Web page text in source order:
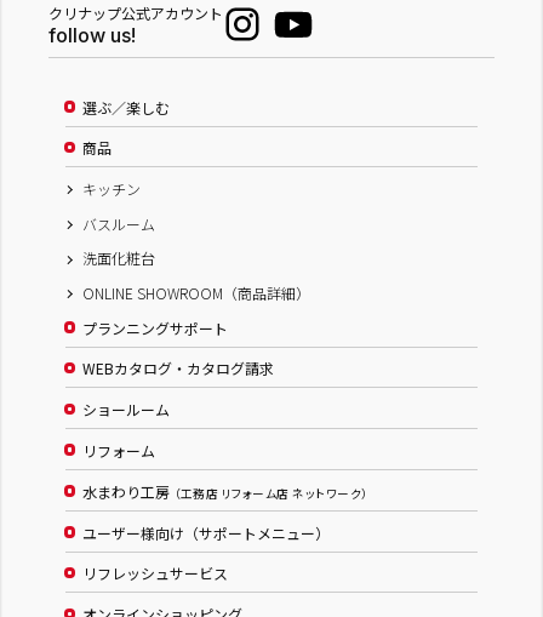
クリナップ公式アカウント
follow us!
選ぶ／楽しむ
商品
キッチン
バスルーム
洗面化粧台
ONLINE SHOWROOM（商品詳細）
プランニングサポート
WEBカタログ・カタログ請求
ショールーム
リフォーム
水まわり工房 （工務店 リフォーム店 ネットワーク）
ユーザー様向け（サポートメニュー）
リフレッシュサービス